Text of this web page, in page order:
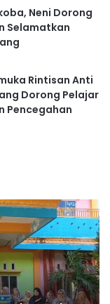
Neni Dorong
Selamatkan
Rintisan Anti
Dorong Pelajar
Pencegahan